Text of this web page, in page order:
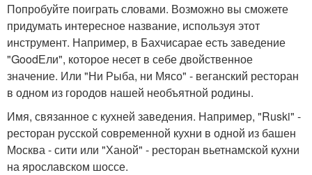
Попробуйте поиграть словами. Возможно вы сможете
придумать интересное название, используя этот
инструмент. Например, в Бахчисарае есть заведение
"GoodЕли", которое несет в себе двойственное
значение. Или "Ни Рыба, ни Мясо" - веганский ресторан
в одном из городов нашей необъятной родины.
Имя, связанное с кухней заведения. Например, "Ruski" -
ресторан русской современной кухни в одной из башен
Москва - сити или "Ханой" - ресторан вьетнамской кухни
на ярославском шоссе.